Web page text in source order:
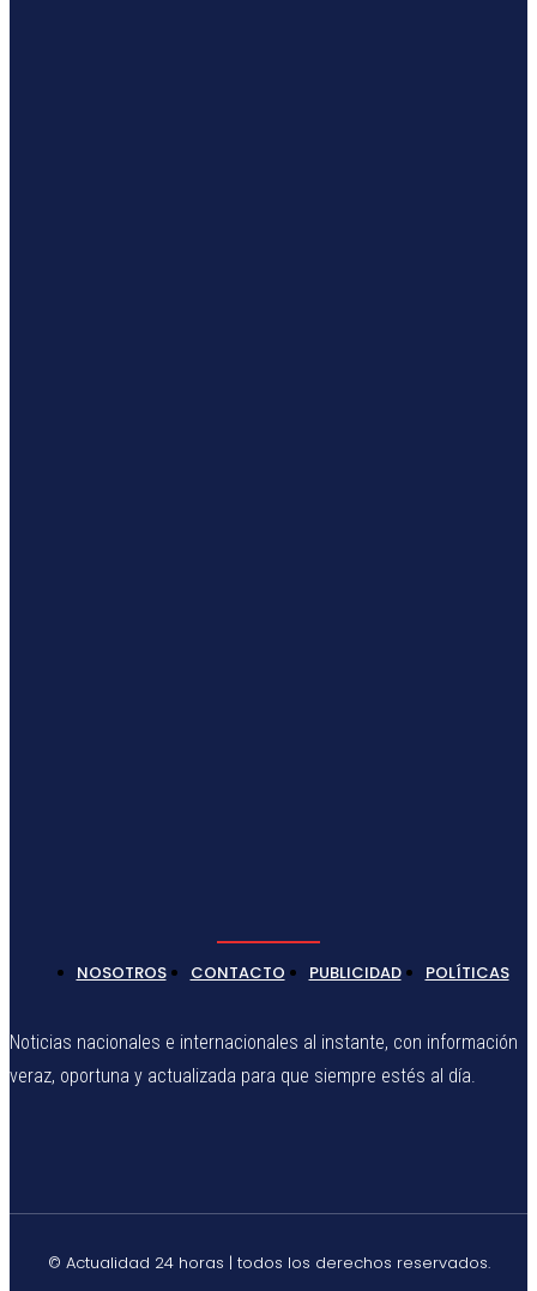
NOSOTROS CONTACTO PUBLICIDAD POLÍTICAS
Noticias nacionales e internacionales al instante, con información
veraz, oportuna y actualizada para que siempre estés al día.
© Actualidad 24 horas | todos los derechos reservados.